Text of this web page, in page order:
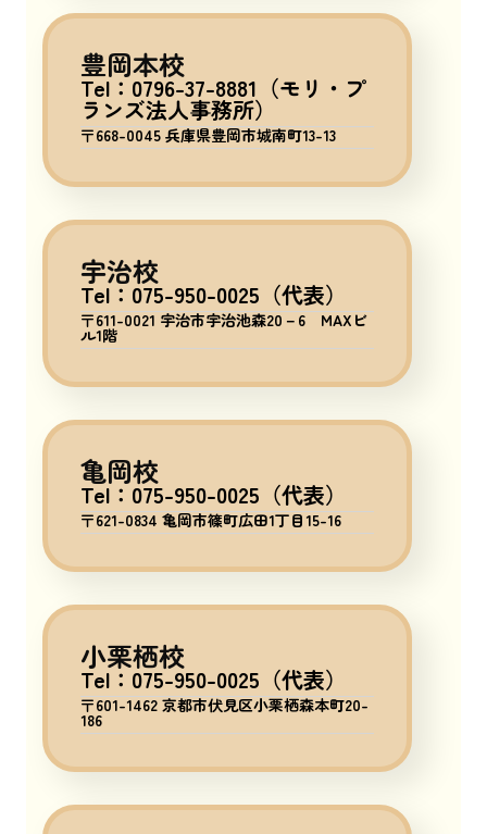
豊岡本校
Tel：0796-37-8881（モリ・プ
ランズ法人事務所）
〒668-0045 兵庫県豊岡市城南町13-13
宇治校
Tel：075-950-0025（代表）
〒611-0021 宇治市宇治池森20－6 MAXビ
ル1階
亀岡校
Tel：075-950-0025（代表）
〒621-0834 亀岡市篠町広田1丁目15-16
小栗栖校
Tel：075-950-0025（代表）
〒601-1462 京都市伏見区小栗栖森本町20-
186